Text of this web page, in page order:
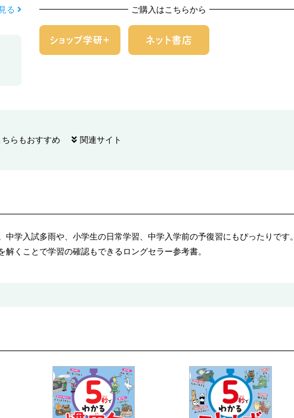
る ご購入はこちらから
ちらもおすすめ 関連サイト
学入試多雨や、小学生の日常学習、中学入学前の予復習にもぴったりです。
くことで学習の確認もできるロングセラー参考書。